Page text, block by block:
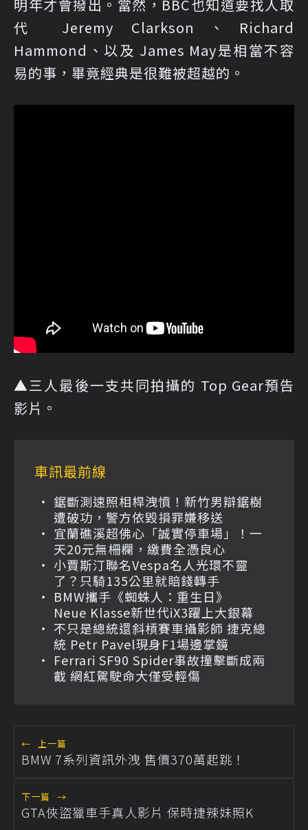
明年才會撥出。當然，BBC也知道要找人取
代 Jeremy Clarkson、Richard
Hammond、以及 James May是相當不容
易的事，畢竟經典是很難被超越的。
▲三人最後一支共同拍攝的 Top Gear預告
影片。
車訊最前線
鋸斷測速照相桿洩憤！新竹男辯鋸樹
遭破功，警方依毀損罪嫌移送
宜蘭礁溪超佛心「誠實停車場」！一
天20元無柵欄，繳費全憑良心
小賈斯汀聯名Vespa名人光環不靈
了？只騎135公里就賠錢轉手
BMW攜手《蜘蛛人：重生日》
Neue Klasse新世代iX3躍上大銀幕
不只是總統還斜槓賽車攝影師 捷克總
統 Petr Pavel現身F1場邊掌鏡
Ferrari SF90 Spider事故撞擊斷成兩
截 網紅駕駛命大僅受輕傷
← 上一篇
BMW 7系列資訊外洩 售價370萬起跳！
下一篇 →
GTA俠盜獵車手真人影片 保時捷辣妹照K